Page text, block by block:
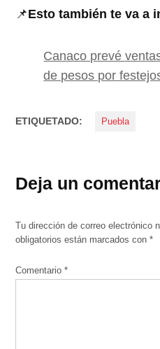
📌Esto también te va a
Canaco prevé
de pesos por
ETIQUETADO: Puebla
Deja un
Tu dirección de correo electrónico
obligatorios están marcados con*
Comentario*